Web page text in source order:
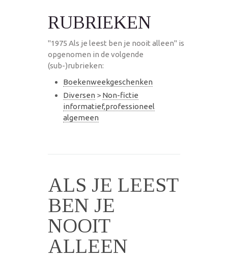
RUBRIEKEN
"1975 Als je leest ben je nooit alleen" is
opgenomen in de volgende
(sub-)rubrieken:
Boekenweekgeschenken
Diversen > Non-fictie
informatief,professioneel
algemeen
ALS JE LEEST
BEN JE
NOOIT
ALLEEN